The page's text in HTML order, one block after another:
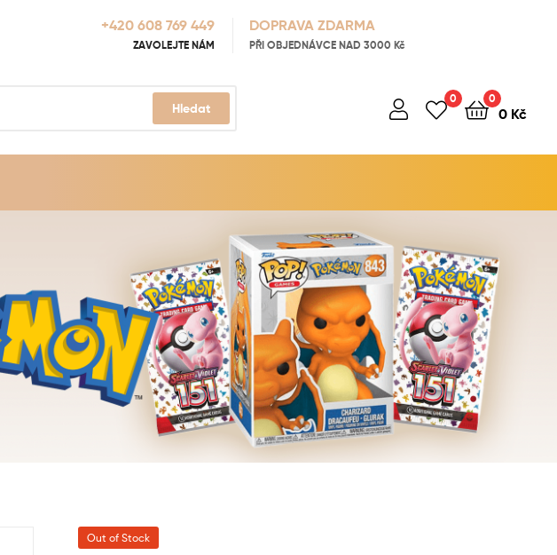
+420 608 769 449
ZAVOLEJTE NÁM
DOPRAVA ZDARMA
PŘI OBJEDNÁVCE NAD 3000 Kč
Hledat
0 0
0 Kč
Out of Stock